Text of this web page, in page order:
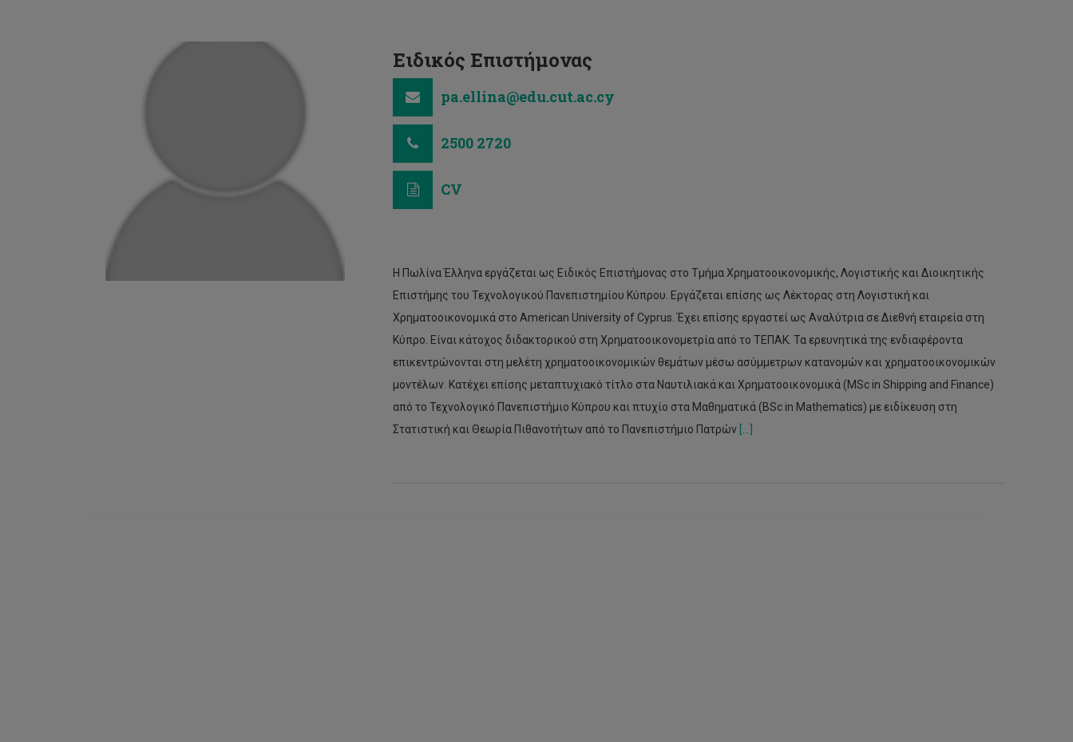
Ειδικός Επιστήμονας
pa.ellina@edu.cut.ac.cy
2500 2720
CV
Η Πωλίνα Έλληνα εργάζεται ως Ειδικός Επιστήμονας στο Τμήμα Χρηματοοικονομικής, Λογιστικής και Διοικητικής
Επιστήμης του Τεχνολογικού Πανεπιστημίου Κύπρου. Εργάζεται επίσης ως Λέκτορας στη Λογιστική και
Χρηματοοικονομικά στο American University of Cyprus. Έχει επίσης εργαστεί ως Αναλύτρια σε Διεθνή εταιρεία στη
Κύπρο. Είναι κάτοχος διδακτορικού στη Χρηματοοικονομετρία από το ΤΕΠΑΚ. Τα ερευνητικά της ενδιαφέροντα
επικεντρώνονται στη μελέτη χρηματοοικονομικών θεμάτων μέσω ασύμμετρων κατανομών και χρηματοοικονομικών
μοντέλων. Κατέχει επίσης μεταπτυχιακό τίτλο στα Ναυτιλιακά και Χρηματοοικονομικά (MSc in Shipping and Finance)
από το Τεχνολογικό Πανεπιστήμιο Κύπρου και πτυχίο στα Μαθηματικά (BSc in Mathematics) με ειδίκευση στη
Στατιστική και Θεωρία Πιθανοτήτων από το Πανεπιστήμιο Πατρών